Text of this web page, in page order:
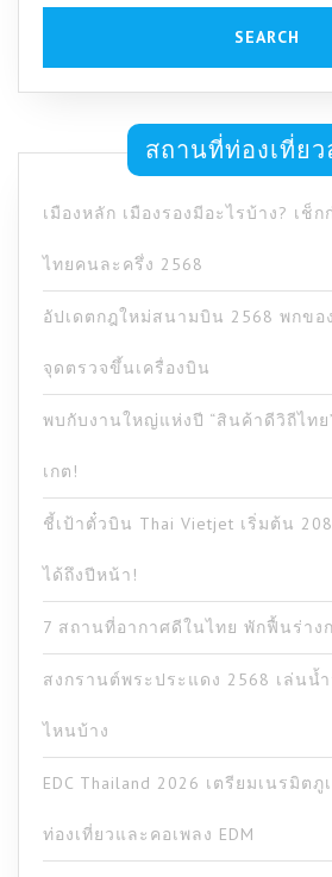
สถานที่ท่องเที่ย
เมืองหลัก เมืองรองมีอะไรบ้าง? เช็
ไทยคนละครึ่ง 2568
อัปเดตกฎใหม่สนามบิน 2568 พกขอ
จุดตรวจขึ้นเครื่องบิน
พบกับงานใหญ่แห่งปี “สินค้าดีวิถีไท
เกต!
ชี้เป้าตั๋วบิน Thai Vietjet เริ่มต้น
ได้ถึงปีหน้า!
7 สถานที่อากาศดีในไทย พักฟื้นร่าง
สงกรานต์พระประแดง 2568 เล่นน้
ไหนบ้าง
EDC Thailand 2026 เตรียมเนรมิต
ท่องเที่ยวและคอเพลง EDM